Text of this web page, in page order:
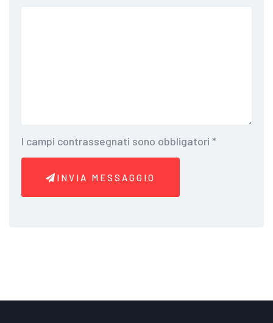
I campi contrassegnati sono obbligatori *
INVIA MESSAGGIO